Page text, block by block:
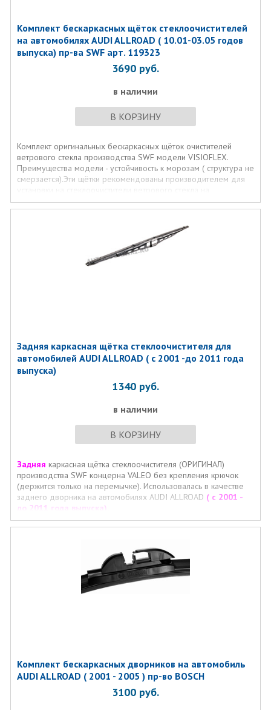
Комплект бескаркасных щёток стеклоочистителей
на автомобилях AUDI ALLROAD ( 10.01-03.05 годов
выпуска) пр-ва SWF арт. 119323
3690 руб.
в наличии
В КОРЗИНУ
Комплект оригинальных бескаркасных щёток очистителей
ветрового стекла производства SWF модели VISIOFLEX.
Преимущества модели - устойчивость к морозам ( структура не
смерзается).Эти щётки рекомендованы производителем для
автомобилях AUDI ALLROAD( 10.01-03.05 годов выпуска)
Задняя каркасная щётка стеклоочистителя для
автомобилей AUDI ALLROAD ( с 2001 -до 2011 года
выпуска)
1340 руб.
в наличии
В КОРЗИНУ
Задняя каркасная щётка стеклоочистителя (ОРИГИНАЛ)
производства SWF концерна VALEO без крепления крючок
(держится только на перемычке). Использовалась в качестве
заднего дворника на автомобилях AUDI ALLROAD ( с 2001 -
до 2011 года выпуска).
Комплект бескаркаcных дворников на автомобиль
AUDI ALLROAD ( 2001 - 2005 ) пр-во BOSCH
3100 руб.